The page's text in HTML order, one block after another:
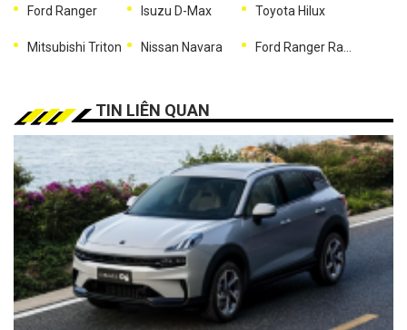
Ford Ranger Isuzu D-Max Toyota Hilux
Mitsubishi Triton Nissan Navara
TIN LIÊN QUAN